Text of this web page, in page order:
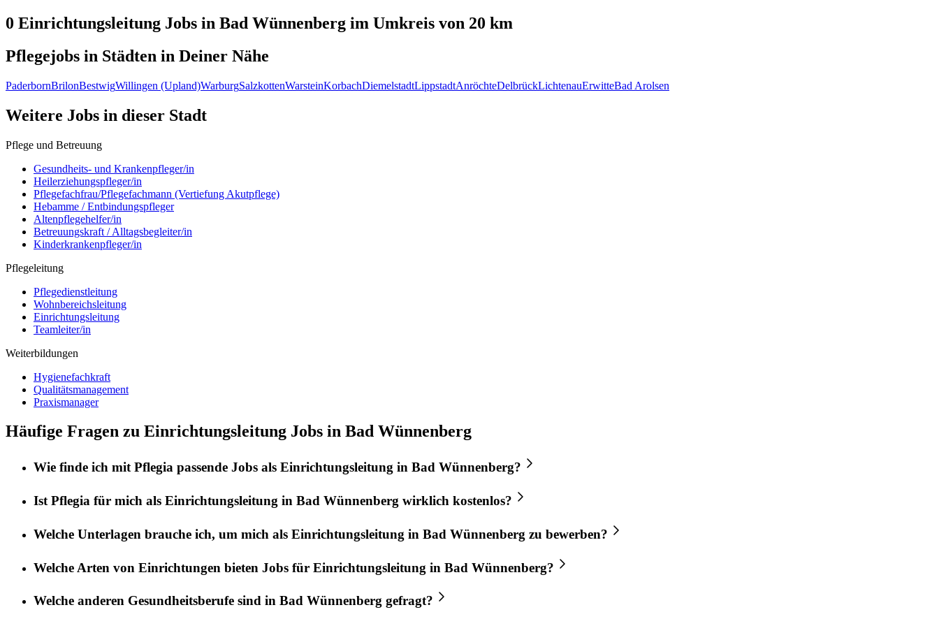
0 Einrichtungsleitung Jobs in Bad Wünnenberg im Umkreis von 20 km
Pflegejobs in Städten in Deiner Nähe
PaderbornBrilonBestwigWillingen (Upland)WarburgSalzkottenWarsteinKorbachDiemelstadtLippstadtAnröchteDelbrückLichtenauErwitteBad Arolsen
Weitere Jobs in dieser Stadt
Pflege und Betreuung
Gesundheits- und Krankenpfleger/in
Heilerziehungspfleger/in
Pflegefachfrau/Pflegefachmann (Vertiefung Akutpflege)
Hebamme / Entbindungspfleger
Altenpflegehelfer/in
Betreuungskraft / Alltagsbegleiter/in
Kinderkrankenpfleger/in
Pflegeleitung
Pflegedienstleitung
Wohnbereichsleitung
Einrichtungsleitung
Teamleiter/in
Weiterbildungen
Hygienefachkraft
Qualitätsmanagement
Praxismanager
Häufige Fragen zu Einrichtungsleitung Jobs in Bad Wünnenberg
Wie finde ich mitPflegia passende Jobs als Einrichtungsleitung in Bad Wünnenberg?
Ist Pflegia für mich als Einrichtungsleitung in Bad Wünnenberg wirklich kostenlos?
Welche Unterlagen brauche ich, um mich als Einrichtungsleitung in Bad Wünnenberg zu bewerben?
Welche Arten von Einrichtungen bieten Jobs für Einrichtungsleitung in Bad Wünnenberg?
Welche anderen Gesundheitsberufe sind in Bad Wünnenberg gefragt?